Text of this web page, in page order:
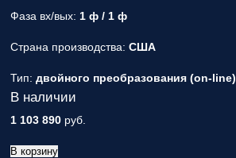
Фаза вх/вых: 1 ф / 1 ф
Страна производства: США
Тип: двойного преобразования (on-line)
В наличии
1 103 890 руб.
В корзину